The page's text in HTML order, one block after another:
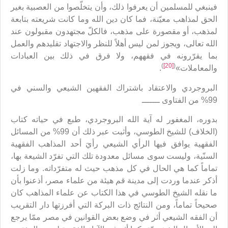
فينبغي للمسلمين أن يعرفوا ذلك، وأن يتخلّصوا من العصبية بغير
الحق لمذاهب معيّنة، فما كان دين الله وما كانت شريعته بتابعة
لمذهب، أو مقصورة على مذهب، فالكلّ مجتهدون مقبولون عند
الله تعالى، ويجوز لمن ليس أهلاً للنظر والاجتهاد تقليدهم والعمل
بما يقرّرونه في فقههم، ولا فرق في ذلك بين العبادات
والمعاملات»(
[20]
)
.
البروجردي والاعتقاد باشتراك الفقهين الشيعي والسني في
99% من الفتاوى ـــــــ
بدوره، المغفور له آية الله البروجردي، طبع في حياته كتاب
(الخلاف) للشيخ الطوسي، وأثبت عبر ذلك أن 99% من المسائل
الفقهية يوافق فيها الرأي الشيعي رأيَ أحد المذاهب الفقهية
السنّية، وليست سوى مسائل معدودة تلك التي تفرّد الشيعة بها،
تماماً كما هي الحال في كل مذهب حيث له متفرّداته. وما زلت
أذكر عندما وردت إلى مدينة قم هيئة من علماء مصر، أذعنوا بأن
ما نقله الشيخ الطوسي في هذا الكتاب عن علماء المذاهب كان
صحيحاً تماماً، ومن النتائج ذات البركة التي أفرزتها دار التقريب
أن الفقه الشيعي أثر في وضع بعض القوانين في مصر ممّا يرجع